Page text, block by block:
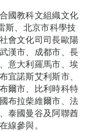
國教科文組織文化
斯、北京市科學技
會文化司司長歐陽
漢市、成都市、長
意大利羅馬市、埃
宜諾斯艾利斯市、
爾市、比利時科特
布拉柴維爾市、法
泰國曼谷及阿聯酋
線參與。